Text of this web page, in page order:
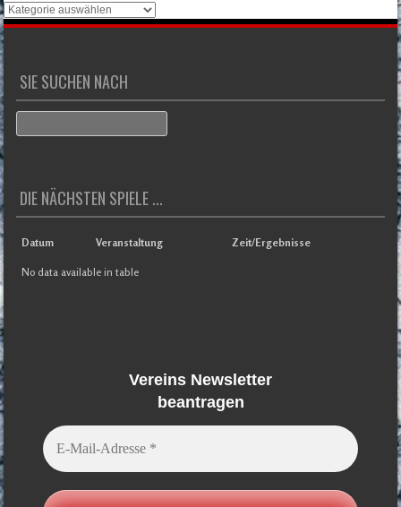
Der
Überblick
SIE SUCHEN NACH
DIE NÄCHSTEN SPIELE ...
Datum Veranstaltung Zeit/Ergebnisse
No data available in table
Vereins Newsletter
beantragen